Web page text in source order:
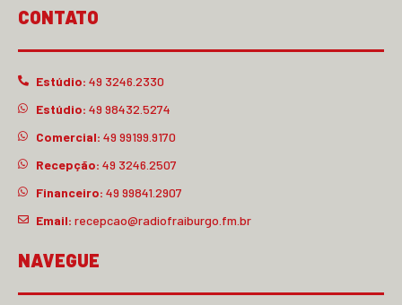
CONTATO
Estúdio: 49 3246.2330
Estúdio: 49 98432.5274
Comercial: 49 99199.9170
Recepção: 49 3246.2507
Financeiro: 49 99841.2907
Email: recepcao@radiofraiburgo.fm.br
NAVEGUE